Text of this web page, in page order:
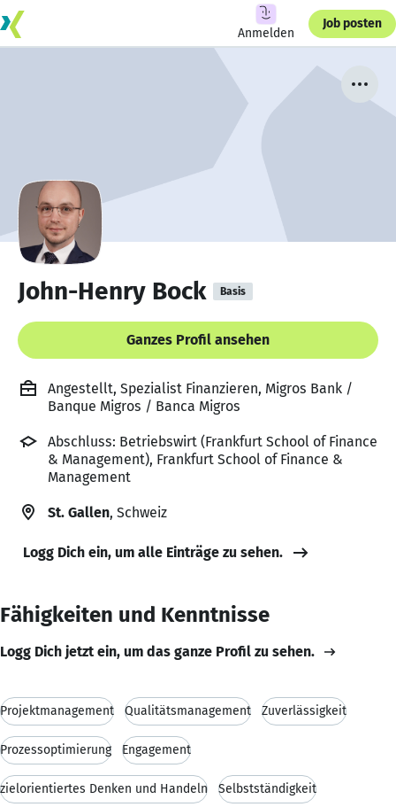
Anmelden
Job posten
John-Henry Bock Basis
Ganzes Profil ansehen
Angestellt, Spezialist Finanzieren, Migros Bank /
Banque Migros / Banca Migros
Abschluss: Betriebswirt (Frankfurt School of Finance
& Management), Frankfurt School of Finance &
Management
St. Gallen, Schweiz
Logg Dich ein, um alle Einträge zu sehen.
Fähigkeiten und Kenntnisse
Logg Dich jetzt ein, um das ganze Profil zu sehen.
Projektmanagement Qualitätsmanagement Zuverlässigkeit
Prozessoptimierung Engagement
zielorientiertes Denken und Handeln Selbstständigkeit